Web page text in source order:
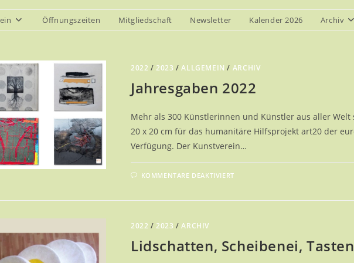
Öffnungszeiten Mitgliedschaft Newsletter Kalender 2026 Archiv
2022 /2023 /ALLGEMEIN / ARCHIV
Jahresgaben 2022
Mehr als 300 Künstlerinnen und Künstler aus aller
20 x 20 cm für das humanitäre Hilfsprojekt art20 der
Verfügung. Der Kunstverein…
KOMMENTARE DEAKTIVIERTFÜR
2022 /2023 /ARCHIV
Lidschatten, Scheibenei,